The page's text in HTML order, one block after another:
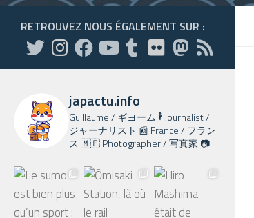
RETROUVEZ NOUS ÉGALEMENT SUR :
japactu.info
Guillaume / ギヨーム 🕴️ Journalist /
ジャーナリスト 📰 France / フラン
ス 🇲🇫 Photographer / 写真家 📷